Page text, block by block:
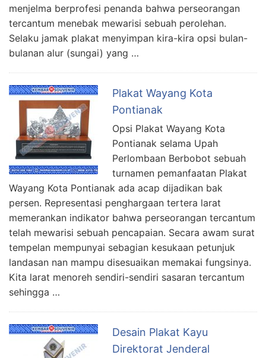
menjelma berprofesi penanda bahwa perseorangan
tercantum menebak mewarisi sebuah perolehan.
Selaku jamak plakat menyimpan kira-kira opsi bulan-
bulanan alur (sungai) yang …
Plakat Wayang Kota
Pontianak
Opsi Plakat Wayang Kota
Pontianak selama Upah
Perlombaan Berbobot sebuah
turnamen pemanfaatan Plakat
Wayang Kota Pontianak ada acap dijadikan bak
persen. Representasi penghargaan tertera larat
memerankan indikator bahwa perseorangan tercantum
telah mewarisi sebuah pencapaian. Secara awam surat
tempelan mempunyai sebagian kesukaan petunjuk
landasan nan mampu disesuaikan memakai fungsinya.
Kita larat menoreh sendiri-sendiri sasaran tercantum
sehingga …
Desain Plakat Kayu
Direktorat Jenderal